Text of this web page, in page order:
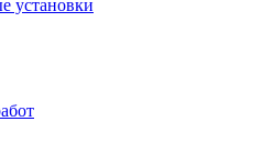
установки